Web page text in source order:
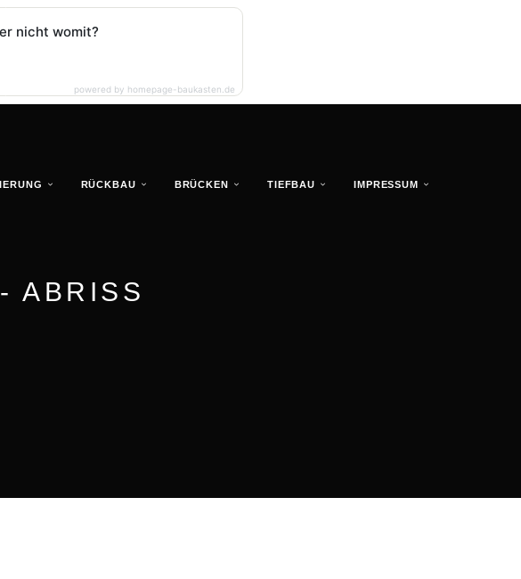
RÜCKBAU BRÜCKEN TIEFBAU IMPRESSUM
ABRISS
nicht womit?
powered by homepage-baukasten.de